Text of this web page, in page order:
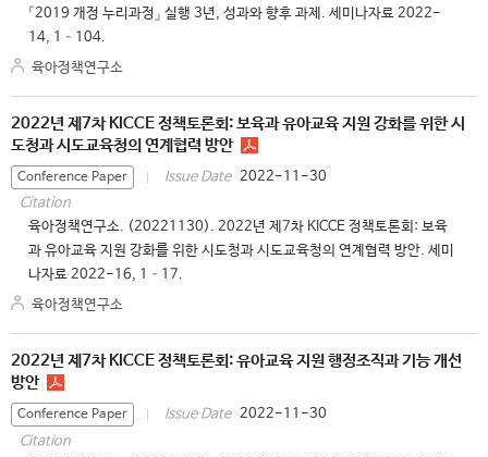
「2019 개정 누리과정」 실행 3년, 성과와 향후 과제. 세미나자료 2022-
14, 1–104.
육아정책연구소
2022년 제7차 KICCE 정책토론회: 보육과 유아교육 지원 강화를 위한 시
도청과 시도교육청의 연계협력 방안
Conference Paper Issue Date 2022-11-30
Citation
육아정책연구소. (20221130). 2022년 제7차 KICCE 정책토론회: 보육
과 유아교육 지원 강화를 위한 시도청과 시도교육청의 연계협력 방안. 세미
나자료 2022-16, 1–17.
육아정책연구소
2022년 제7차 KICCE 정책토론회: 유아교육 지원 행정조직과 기능 개선
방안
Conference Paper Issue Date 2022-11-30
Citation